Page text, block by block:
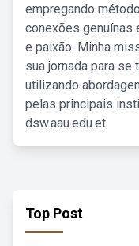
empregando
conexões genuínas
e paixão. Minha
sua jornada para se
utilizando
pelas principais
dsw.aau.edu.et.
Top Post